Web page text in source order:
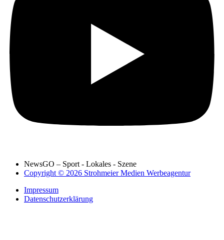
NewsGO – Sport - Lokales - Szene
Copyright © 2026 Strohmeier Medien Werbeagentur
Impressum
Datenschutzerklärung